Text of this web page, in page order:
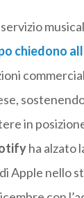
chiedono
in
ha alzato
Apple nello